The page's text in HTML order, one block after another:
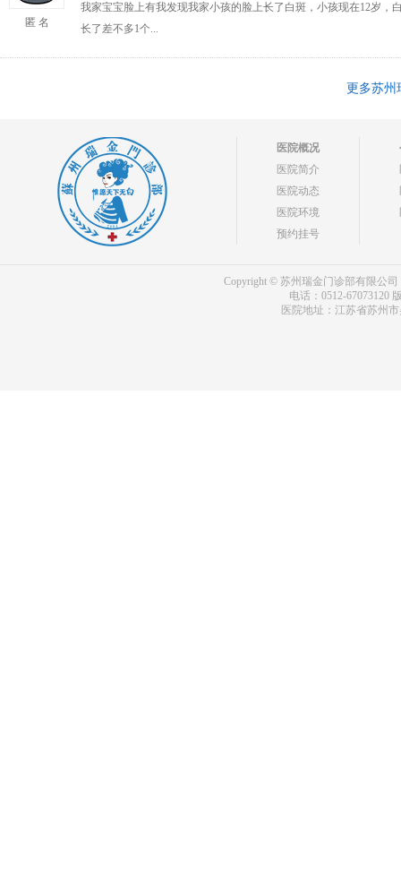
匿 名
我家宝宝脸上有我发现我家小孩的脸上长了白斑，小孩现在12岁
长了差不多1个...
更多苏州
医院概况
医院简介
医院动态
医院环境
预约挂号
Copyright © 苏州瑞金门诊部有限公司
电话：0512-67073120
医院地址：江苏省苏州